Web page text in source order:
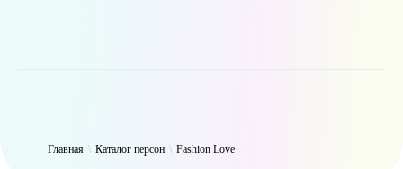
Главная \ Каталог персон \ Fashion Love